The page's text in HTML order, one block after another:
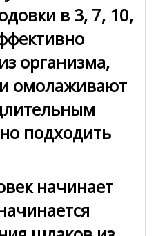
в 3, 7, 10,
организма,
омолаживают
подходить
начинает